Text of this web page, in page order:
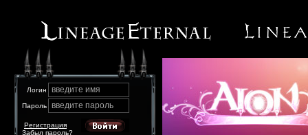
Логин введите имя
Пароль введите пароль
Забыл пароль?
Регистрация